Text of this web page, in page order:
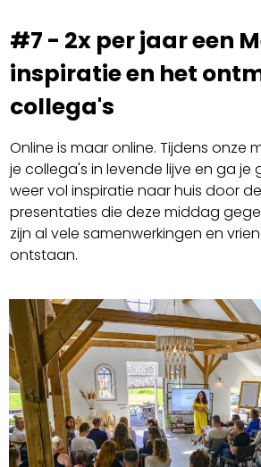
#7 - 2x per jaar een
inspiratie en het
collega's
Online is maar online. Tijdens onze
je collega's in levende lijve en ga je
weer vol inspiratie naar huis door
presentaties die deze middag
zijn al vele samenwerkingen en
ontstaan.